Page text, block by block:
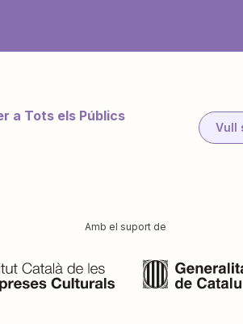
a Tots els Públics
Vull
Amb el suport de